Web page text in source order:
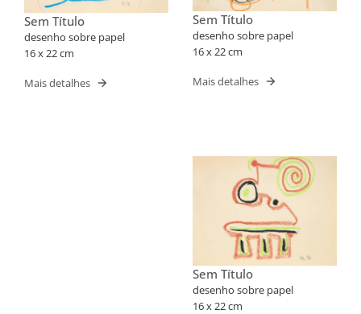
Sem Título
desenho sobre papel
16 x 22 cm
Mais detalhes
Sem Título
desenho sobre papel
16 x 22 cm
Mais detalhes
Sem Título
desenho sobre papel
16 x 22 cm